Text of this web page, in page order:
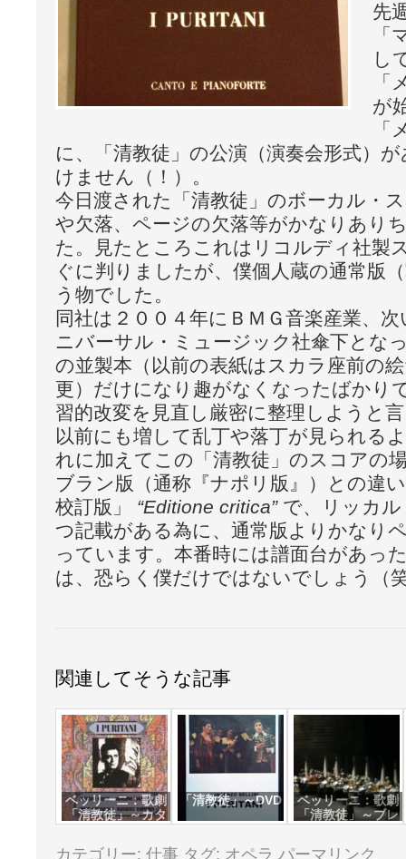
先
「
し
「
が
「
に、「清教徒」の公演（演奏会形式）
けません（！）。
今日渡された「清教徒」のボーカル・
や欠落、ページの欠落等がかなりあり
た。見たところこれはリコルディ社製
ぐに判りましたが、僕個人蔵の通常版
う物でした。
同社は２００４年にＢＭＧ音楽産業、
ニバーサル・ミュージック社傘下とな
の並製本（以前の表紙はスカラ座前の
更）だけになり趣がなくなったばかり
習的改変を見直し厳密に整理しようと
以前にも増して乱丁や落丁が見られる
れに加えてこの「清教徒」のスコアの
ブラン版（通称『ナポリ版』）との違
校訂版」 “Editione critica”で、リッカル
つ記載がある為に、通常版よりかなり
っています。本番時には譜面台があっ
は、恐らく僕だけではないでしょう（
関連してそうな記事
ベッリーニ：歌劇
「清教徒」～カタ
ーニャ1972年
「清教徒」～DVD
ベッリーニ：歌劇
「清教徒」～ブレ
ゲンツ1985年
カテゴリー: 仕事 タグ: オペラ パーマリンク